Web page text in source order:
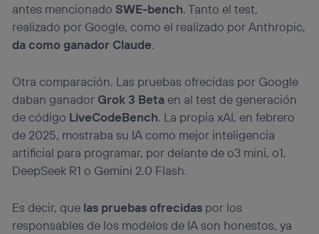
antes mencionadoSWE-bench. Tanto el test,
realizado por Google, como el realizado por Anthropic,
da como ganador Claude.
Otra comparación. Las pruebas ofrecidas por Google
daban ganador Grok 3 Betaen al test de generación
de código LiveCodeBench. La propia xAI, en febrero
de 2025, mostraba su IA como mejor inteligencia
artificial para programar, por delante de o3 mini, o1,
DeepSeek R1 o Gemini 2.0 Flash.
Es decir, que las pruebas ofrecidas por los
responsables de los modelos de IA son honestos, ya